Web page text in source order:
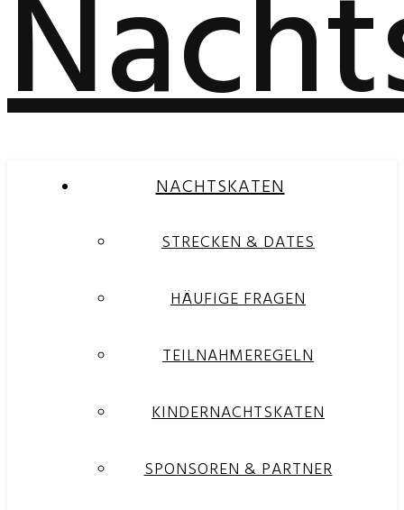
NACHTSKATEN
STRECKEN & DATES
HÄUFIGE FRAGEN
TEILNAHMEREGELN
KINDERNACHTSKATEN
SPONSOREN & PARTNER